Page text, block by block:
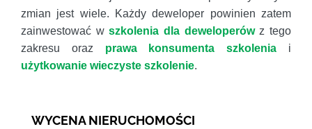
zmian jest wiele. Każdy deweloper powinien zatem
zainwestować wszkolenia dla deweloperówz tego
zakresu oraz prawa konsumenta szkolenia i
użytkowanie wieczyste szkolenie.
WYCENA NIERUCHOMOŚCI